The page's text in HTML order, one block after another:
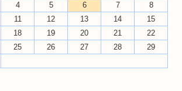
4 5 6 7
8
11 12 13 14
15
18 19 20 21
22
25 26 27 28
29